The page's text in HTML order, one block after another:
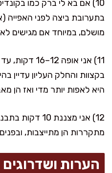
10) אם בא לי ברק כמו
בתערובת ביצה לפני האפייה
מושלם, במיוחד אם מגישים
11) אני אופה
בקצוות והחלק העליון עדיין
היא לאפות יותר מדי ואז הן
12) אני מצננת
מתקררות הן מתייצבות,
הערות ושדרוגים